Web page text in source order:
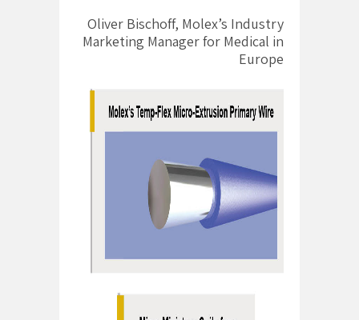
Oliver Bischoff, Molex’s Industry
Marketing Manager for Medical in
Europe